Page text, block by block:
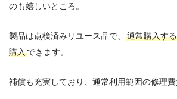
のも嬉しいところ。
製品は点検済みリユース品で、
通常購入す
購入できます。
補償も充実しており、通常利用範囲の修理費